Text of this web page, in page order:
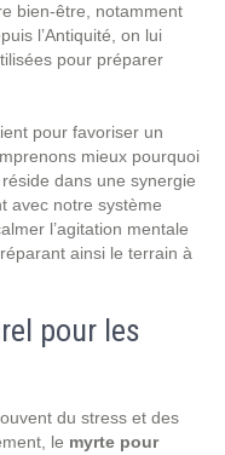
bien-être, notamment
l’Antiquité, on lui
pour préparer
pour favoriser un
mieux pourquoi
dans une synergie
avec notre système
l’agitation mentale
ainsi le terrain à
pour les
du stress et des
le myrte pour